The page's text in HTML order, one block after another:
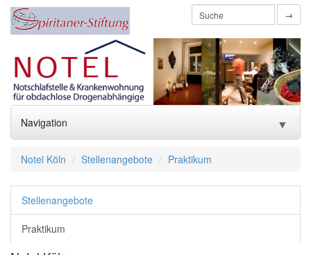
→
Navigation ▼
Home
Über uns ▼
Förderverein
Notel Köln Stellenangebote Praktikum
Stellenangebote
Praktikum